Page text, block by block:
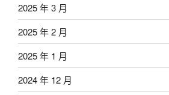
2025 年 3 月
2025 年 2 月
2025 年 1 月
2024 年 12 月